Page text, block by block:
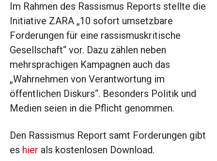
Im Rahmen des Rassismus Reports stellte die
Initiative ZARA „10 sofort umsetzbare
Forderungen für eine rassismuskritische
Gesellschaft“ vor. Dazu zählen neben
mehrsprachigen Kampagnen auch das
„Wahrnehmen von Verantwortung im
öffentlichen Diskurs“. Besonders Politik und
Medien seien in die Pflicht genommen.
Den Rassismus Report samt Forderungen gibt
es hier als kostenlosen Download.